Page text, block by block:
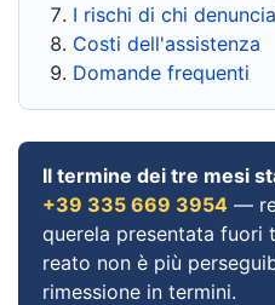
I rischi di chi denuncia
Costi dell'assistenza
Domande frequenti
Il termine dei tre mesi
+39 335 669 3954 —
querela presentata fuori
reato non è più
rimessione in termini.